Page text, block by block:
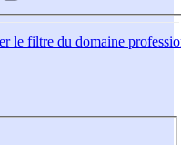
le filtre du domaine